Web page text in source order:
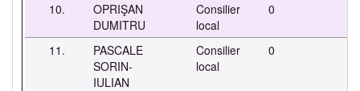
10.
OPRIŞAN
DUMITRU
Consilier
local
0
11.
PASCALE
SORIN-
IULIAN
Consilier
local
0